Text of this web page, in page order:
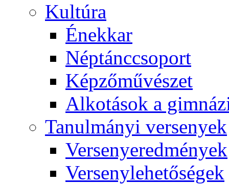
Kultúra
Énekkar
Néptánccsoport
Képzőművészet
Alkotások a
Tanulmányi versenyek
Versenyeredmények
Versenylehetőségek